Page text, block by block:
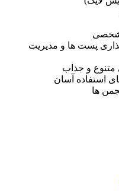
شخصی
پست ها و مدیریت
و جذاب
استفاده آسان
ها